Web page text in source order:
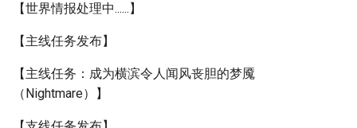
【世界情报处理中......】
【主线任务发布】
【主线任务：成为横滨令人闻风丧胆的梦魇
（Nightmare）】